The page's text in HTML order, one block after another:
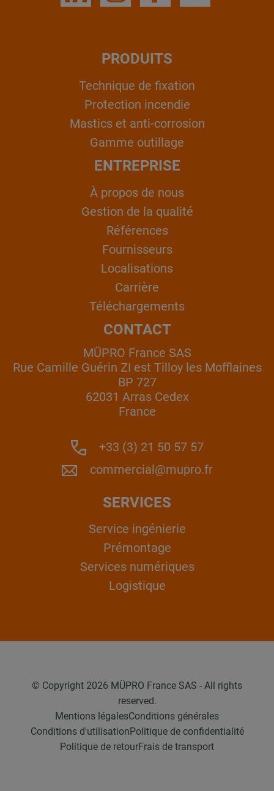
PRODUITS
Technique de fixation
Protection incendie
Mastics et anti-corrosion
Gamme outillage
ENTREPRISE
À propos de nous
Gestion de la qualité
Références
Fournisseurs
Localisations
Carrière
Téléchargements
CONTACT
MÜPRO France SAS
Rue Camille Guérin ZI est Tilloy les Mofflaines
BP 727
62031 Arras Cedex
France
+33 (3) 21 50 57 57
commercial@mupro.fr
SERVICES
Service ingénierie
Prémontage
Services numériques
Logistique
© Copyright 2026 MÜPRO France SAS - All rights
reserved.
Mentions légalesConditions générales
Conditions d'utilisationPolitique de confidentialité
Politique de retourFrais de transport